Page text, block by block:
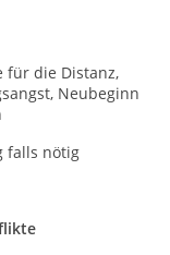
für die Distanz,
Neubeginn
falls nötig